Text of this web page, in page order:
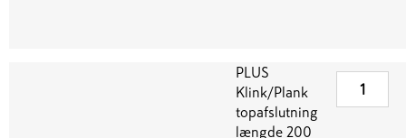
PLUS
Klink/Plank
topafslutning
længde 200